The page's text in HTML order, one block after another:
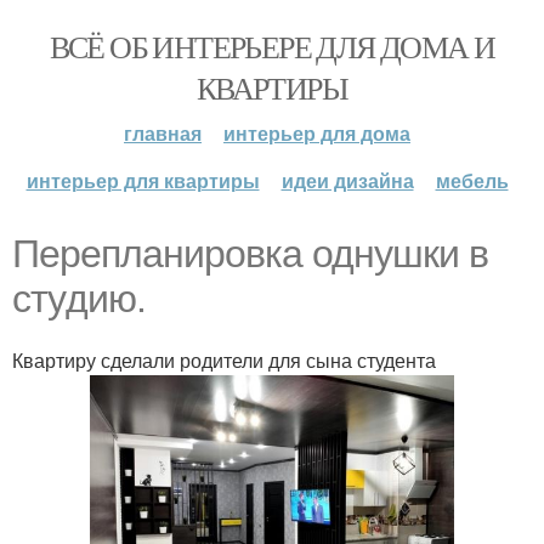
ВСЁ ОБ ИНТЕРЬЕРЕ ДЛЯ ДОМА И
КВАРТИРЫ
главная
интерьер для дома
интерьер для квартиры
идеи дизайна мебель
Перепланировка однушки в
cтyдию.
Квартиру сделали родители для сына студента